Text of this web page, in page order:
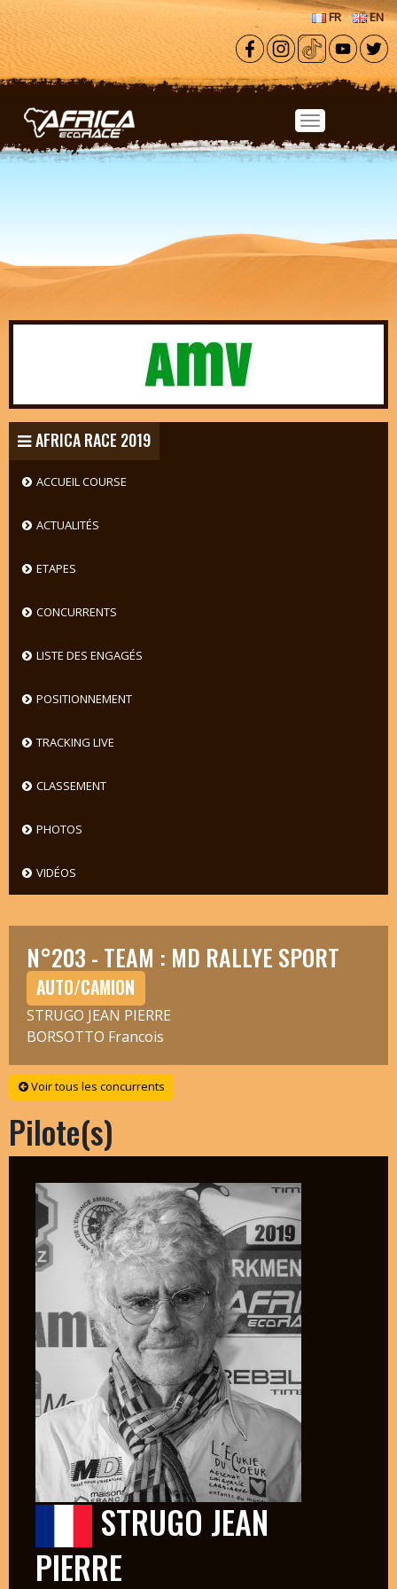
Aller au contenu principal
FR EN
AFRICA RACE 2019
ACCUEIL COURSE
ACTUALITÉS
ETAPES
CONCURRENTS
LISTE DES ENGAGÉS
POSITIONNEMENT
TRACKING LIVE
CLASSEMENT
PHOTOS
VIDÉOS
N°203 - TEAM : MD RALLYE SPORT
AUTO/CAMION
STRUGO JEAN PIERRE
BORSOTTO Francois
Voir tous les concurrents
Pilote(s)
STRUGO JEAN
PIERRE